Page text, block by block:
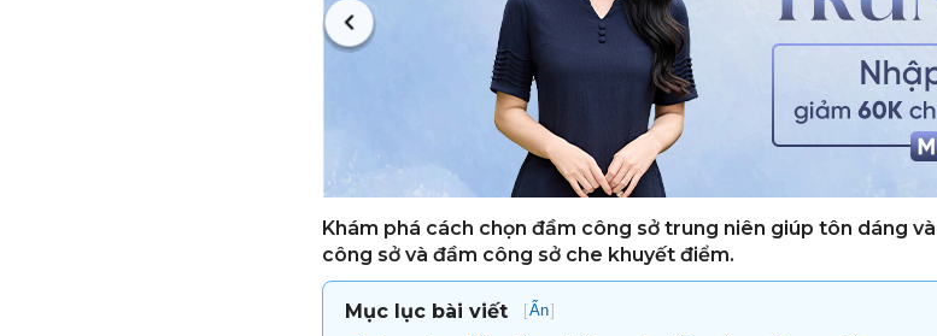
Khám phá cách chọn đầm công sở trung niên giúp tôn dáng
công sở và đầm công sở che khuyết điểm.
Mục lục bài viết [Ẩn]